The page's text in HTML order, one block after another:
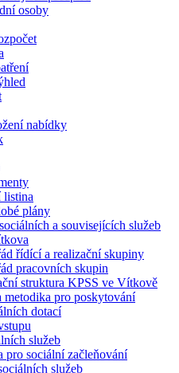
osoby
nabídky
listina
plány
a souvisejících služeb
řídící a realizační skupiny
pracovních skupin
struktura KPSS ve Vítkově
metodika pro poskytování
dotací
služeb
pro sociální začleňování
služeb